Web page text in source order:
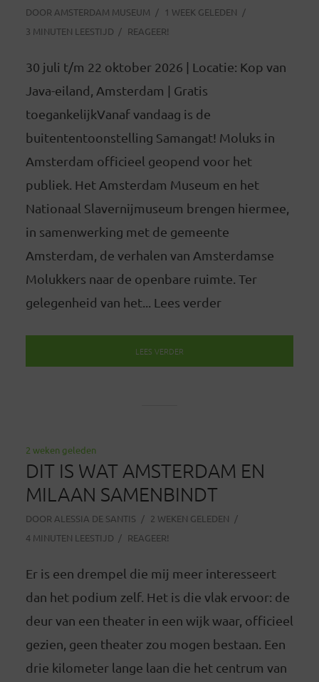
DOOR AMSTERDAM MUSEUM
1 WEEK GELEDEN
3 MINUTEN LEESTIJD
REAGEER!
30 juli t/m 22 oktober 2026 | Locatie: Kop van
Java-eiland, Amsterdam | Gratis
toegankelijkVanaf vandaag is de
buitententoonstelling Samangat! Moluks in
Amsterdam officieel geopend voor het
publiek. Het Amsterdam Museum en het
Nationaal Slavernijmuseum brengen hiermee,
in samenwerking met de gemeente
Amsterdam, de verhalen van Amsterdamse
Molukkers naar de openbare ruimte. Ter
gelegenheid van het... Lees verder
LEES VERDER
2 weken geleden
DIT IS WAT AMSTERDAM EN
MILAAN SAMENBINDT
DOOR ALESSIA DE SANTIS
2 WEKEN GELEDEN
4 MINUTEN LEESTIJD
REAGEER!
Er is een drempel die mij meer interesseert
dan het podium zelf. Het is die vlak ervoor: de
deur van een theater in een wijk waar, officieel
gezien, geen theater zou mogen bestaan. Een
drie kilometer lange laan die het centrum van